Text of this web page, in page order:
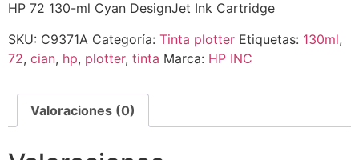
HP 72 130-ml Cyan DesignJet Ink Cartridge
SKU: C9371A Categoría: Tinta plotter Etiquetas: 130ml,
72, cian, hp, plotter, tinta Marca: HP INC
Valoraciones (0)